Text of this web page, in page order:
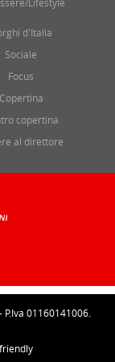
d'Italia
Sociale
Focus
Copertina
copertina
al direttore
01160141006.